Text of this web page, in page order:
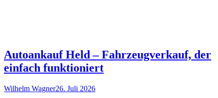
Autoankauf Held – Fahrzeugverkauf, der
einfach funktioniert
Wilhelm Wagner26. Juli 2026